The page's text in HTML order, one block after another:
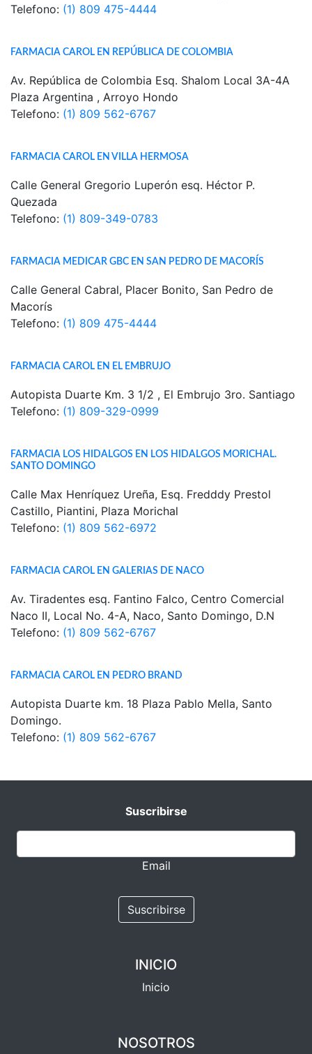
Telefono: (1) 809 475-4444
FARMACIA CAROL EN REPÚBLICA DE COLOMBIA
Av. República de Colombia Esq. Shalom Local 3A-4A
Plaza Argentina , Arroyo Hondo
Telefono: (1) 809 562-6767
FARMACIA CAROL EN VILLA HERMOSA
Calle General Gregorio Luperón esq. Héctor P.
Quezada
Telefono: (1) 809-349-0783
FARMACIA MEDICAR GBC EN SAN PEDRO DE MACORÍS
Calle General Cabral, Placer Bonito, San Pedro de
Macorís
Telefono: (1) 809 475-4444
FARMACIA CAROL EN EL EMBRUJO
Autopista Duarte Km. 3 1/2 , El Embrujo 3ro. Santiago
Telefono: (1) 809-329-0999
FARMACIA LOS HIDALGOS EN LOS HIDALGOS MORICHAL.
SANTO DOMINGO
Calle Max Henríquez Ureña, Esq. Fredddy Prestol
Castillo, Piantini, Plaza Morichal
Telefono: (1) 809 562-6972
FARMACIA CAROL EN GALERIAS DE NACO
Av. Tiradentes esq. Fantino Falco, Centro Comercial
Naco II, Local No. 4-A, Naco, Santo Domingo, D.N
Telefono: (1) 809 562-6767
FARMACIA CAROL EN PEDRO BRAND
Autopista Duarte km. 18 Plaza Pablo Mella, Santo
Domingo.
Telefono: (1) 809 562-6767
Suscribirse
Email
Suscribirse
INICIO
Inicio
NOSOTROS